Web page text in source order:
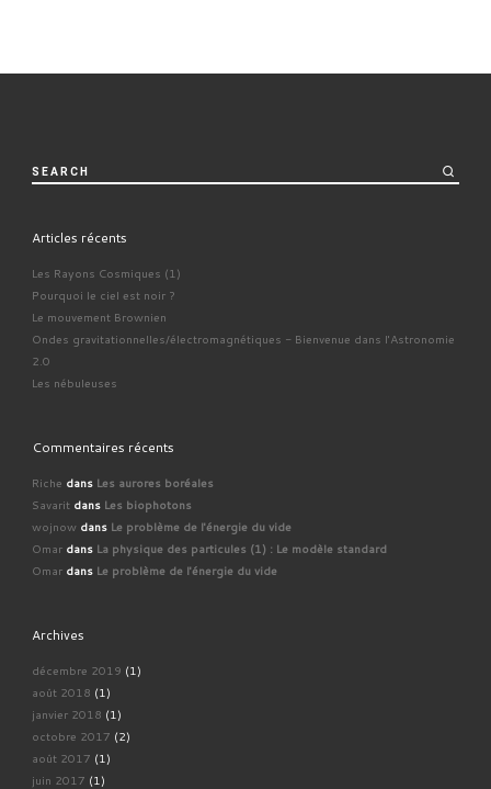
SEARCH
Articles récents
Les Rayons Cosmiques (1)
Pourquoi le ciel est noir ?
Le mouvement Brownien
Ondes gravitationnelles/électromagnétiques - Bienvenue dans l'Astronomie
2.0
Les nébuleuses
Commentaires récents
Riche dans Les aurores boréales
Savaritdans Les biophotons
wojnowdans Le problème de l'énergie du vide
Omardans La physique des particules (1) : Le modèle standard
Omardans Le problème de l'énergie du vide
Archives
décembre 2019 (1)
août 2018 (1)
janvier 2018 (1)
octobre 2017 (2)
août 2017 (1)
juin 2017 (1)